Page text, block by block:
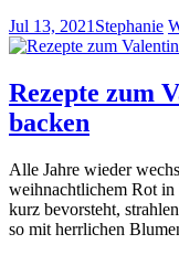
Jul 13, 2021 Stephanie
Rezepte zum
backen
Alle Jahre wieder
weihnachtlichem Rot in
kurz bevorsteht,
so mit herrlichen